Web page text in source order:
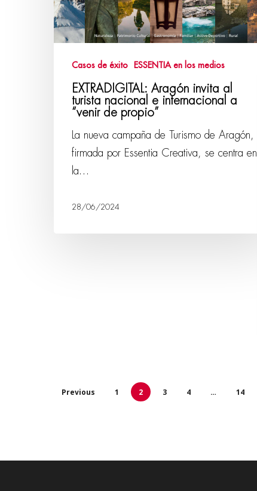
Casos de éxito ESSENTIA en los medios
EXTRADIGITAL: Aragón invita al
turista nacional e internacional a
“venir de propio”
La nueva campaña de Turismo de Aragón,
firmada por Essentia Creativa, se centra en
la…
28/06/2024
Previous 1 2 3 4 … 14